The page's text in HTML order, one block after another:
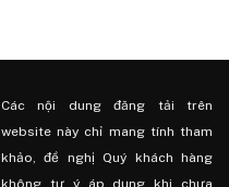
Các nội dung đăng tải trên
website này chỉ mang tính tham
khảo, đề nghị Quý khách hàng
không tự ý áp dụng khi chưa